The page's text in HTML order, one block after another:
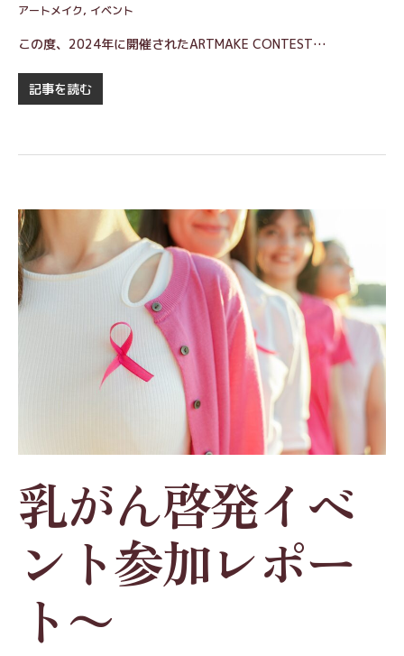
アートメイク, イベント
この度、2024年に開催されたARTMAKE CONTEST…
記事を読む
乳がん啓発イベ
ント参加レポー
ト〜